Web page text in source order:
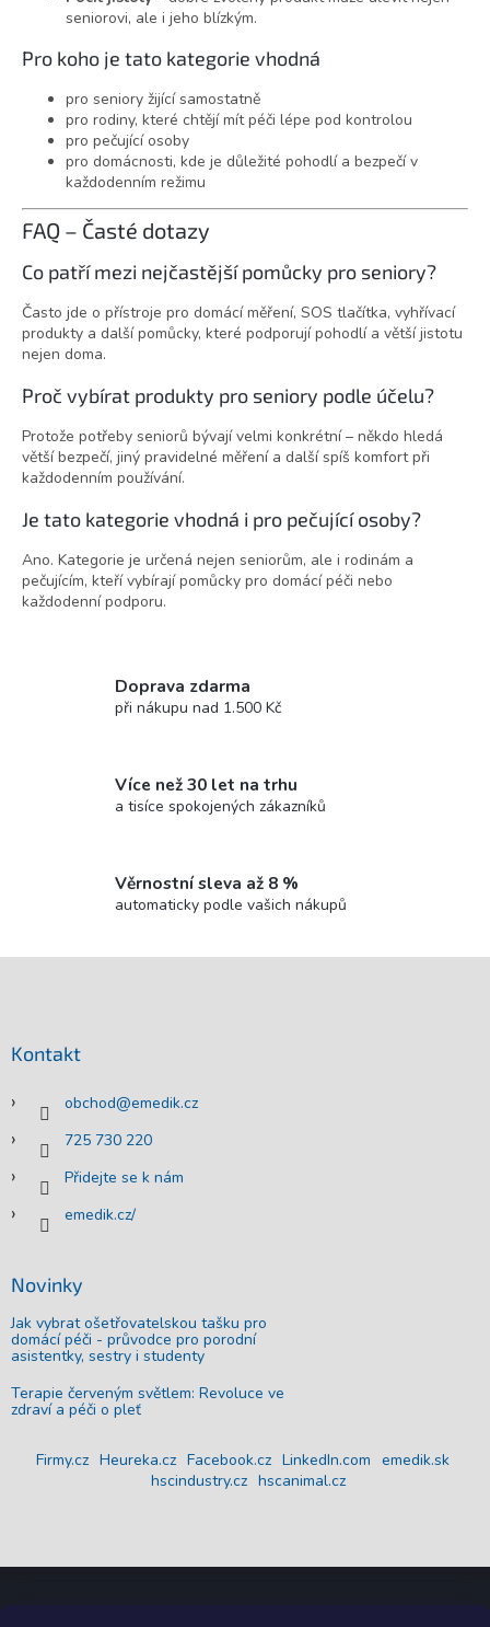
seniorovi, ale i jeho blízkým.
Pro koho je tato kategorie vhodná
pro seniory žijící samostatně
pro rodiny, které chtějí mít péči lépe pod kontrolou
pro pečující osoby
pro domácnosti, kde je důležité pohodlí a bezpečí v
každodenním režimu
FAQ – Časté dotazy
Co patří mezi nejčastější pomůcky pro seniory?
Často jde o přístroje pro domácí měření, SOS tlačítka, vyhřívací
produkty a další pomůcky, které podporují pohodlí a větší jistotu
nejen doma.
Proč vybírat produkty pro seniory podle účelu?
Protože potřeby seniorů bývají velmi konkrétní – někdo hledá
větší bezpečí, jiný pravidelné měření a další spíš komfort při
každodenním používání.
Je tato kategorie vhodná i pro pečující osoby?
Ano. Kategorie je určená nejen seniorům, ale i rodinám a
pečujícím, kteří vybírají pomůcky pro domácí péči nebo
každodenní podporu.
Doprava zdarma
při nákupu nad 1.500 Kč
Více než 30 let na trhu
a tisíce spokojených zákazníků
Věrnostní sleva až 8 %
automaticky podle vašich nákupů
Kontakt
obchod@emedik.cz
725 730 220
Přidejte se k nám
emedik.cz/
Novinky
Jak vybrat ošetřovatelskou tašku pro
domácí péči - průvodce pro porodní
asistentky, sestry i studenty
Terapie červeným světlem: Revoluce ve
zdraví a péči o pleť
Firmy.cz Heureka.cz Facebook.cz LinkedIn.com emedik.sk
hscindustry.cz hscanimal.cz